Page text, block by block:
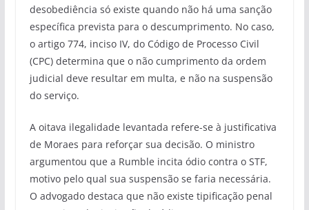
desobediência só existe quando não há uma sanção
específica prevista para o descumprimento. No caso,
o artigo 774, inciso IV, do Código de Processo Civil
(CPC) determina que o não cumprimento da ordem
judicial deve resultar em multa, e não na suspensão
do serviço.
A oitava ilegalidade levantada refere-se à justificativa
de Moraes para reforçar sua decisão. O ministro
argumentou que a Rumble incita ódio contra o STF,
motivo pelo qual sua suspensão se faria necessária.
O advogado destaca que não existe tipificação penal